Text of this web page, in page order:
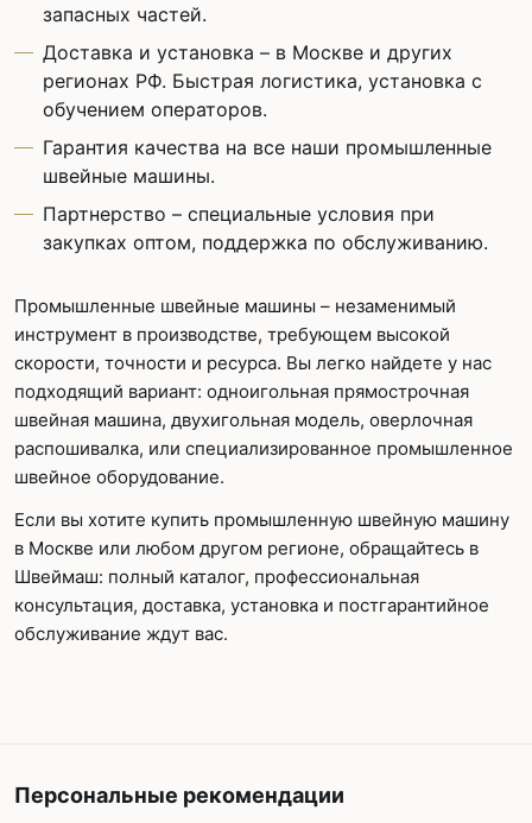
запасных частей.
Доставка и установка – в Москве и других
регионах РФ. Быстрая логистика, установка с
обучением операторов.
Гарантия качества на все наши промышленные
швейные машины.
Партнерство – специальные условия при
закупках оптом, поддержка по обслуживанию.
Промышленные швейные машины – незаменимый
инструмент в производстве, требующем высокой
скорости, точности и ресурса. Вы легко найдете у нас
подходящий вариант: одноигольная прямострочная
швейная машина, двухигольная модель, оверлочная
распошивалка, или специализированное промышленное
швейное оборудование.
Если вы хотите купить промышленную швейную машину
в Москве или любом другом регионе, обращайтесь в
Швеймаш: полный каталог, профессиональная
консультация, доставка, установка и постгарантийное
обслуживание ждут вас.
Персональные рекомендации